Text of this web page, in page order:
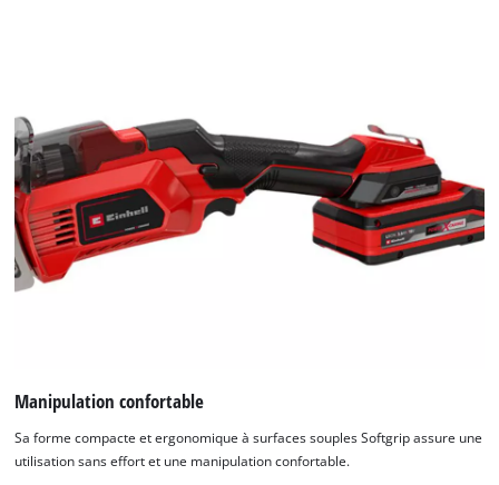
Manipulation confortable
Sa forme compacte et ergonomique à surfaces souples Softgrip assure une
utilisation sans effort et une manipulation confortable.